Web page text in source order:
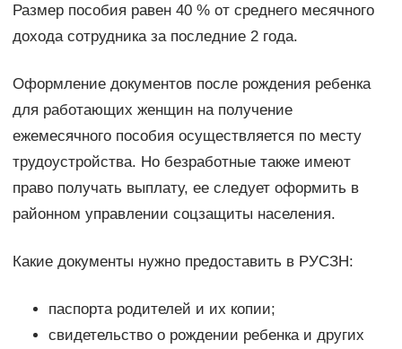
Размер пособия равен 40 % от среднего месячного
дохода сотрудника за последние 2 года.
Оформление документов после рождения ребенка
для работающих женщин на получение
ежемесячного пособия осуществляется по месту
трудоустройства. Но безработные также имеют
право получать выплату, ее следует оформить в
районном управлении соцзащиты населения.
Какие документы нужно предоставить в РУСЗН:
паспорта родителей и их копии;
свидетельство о рождении ребенка и других